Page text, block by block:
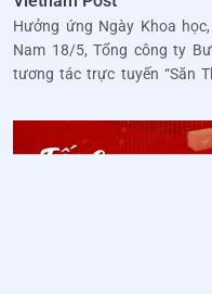
Hưởng ứng Ngày Khoa
Nam 18/5, Tổng công ty
tương tác trực tuyến “Săn
đến hết ngày 18/5/2026.